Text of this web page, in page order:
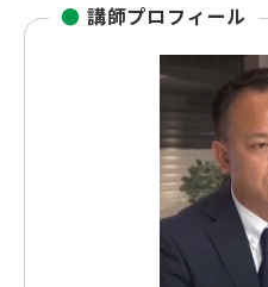
● 講師プロフィール